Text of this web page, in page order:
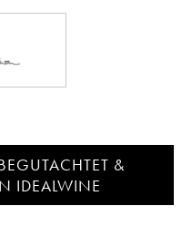
&
IDEALWINE